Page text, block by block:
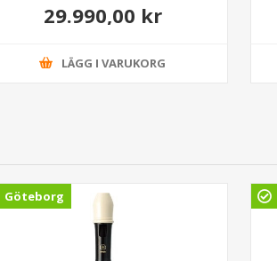
29.990,00 kr
LÄGG I VARUKORG
Göteborg